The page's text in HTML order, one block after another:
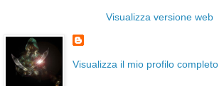
Visualizza versione web
Visualizza il mio profilo completo